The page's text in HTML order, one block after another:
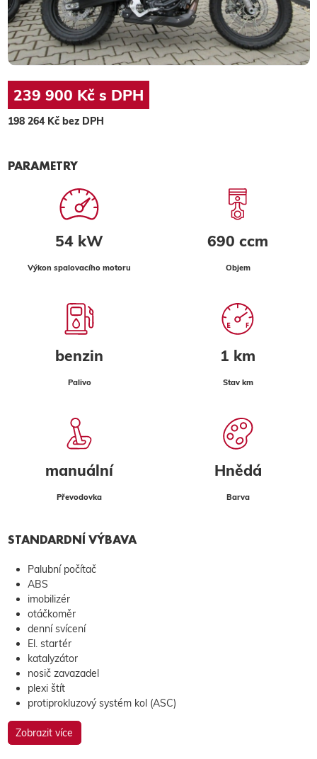
239 900 Kč s DPH
198 264 Kč bez DPH
PARAMETRY
54 kW
Výkon spalovacího motoru
690 ccm
Objem
benzin
Palivo
1 km
Stav km
manuální
Převodovka
Hnědá
Barva
STANDARDNÍ VÝBAVA
Palubní počítač
ABS
imobilizér
otáčkoměr
denní svícení
El. startér
katalyzátor
nosič zavazadel
plexi štít
protiprokluzový systém kol (ASC)
Zobrazit více